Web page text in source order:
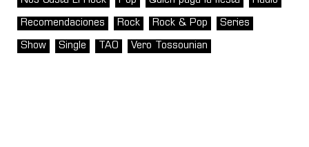
Recomendaciones Rock Rock & Pop Series
Show Single TAO Vero Tossounian